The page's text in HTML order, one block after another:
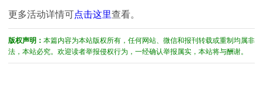
更多活动详情可点击这里查看。
版权声明： 本篇内容为本站版权所有，任何网站、微信和报刊转载或重制均属非
法，本站必究。欢迎读者举报侵权行为，一经确认举报属实，本站将与酬谢。